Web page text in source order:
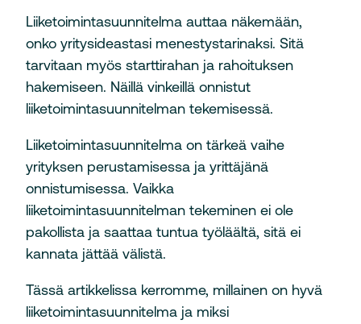
Liiketoimintasuunnitelma auttaa näkemään,
onko yritysideastasi menestystarinaksi. Sitä
tarvitaan myös starttirahan ja rahoituksen
hakemiseen. Näillä vinkeillä onnistut
liiketoimintasuunnitelman tekemisessä.
Liiketoimintasuunnitelma on tärkeä vaihe
yrityksen perustamisessa ja yrittäjänä
onnistumisessa. Vaikka
liiketoimintasuunnitelman tekeminen ei ole
pakollista ja saattaa tuntua työläältä, sitä ei
kannata jättää välistä.
Tässä artikkelissa kerromme, millainen on hyvä
liiketoimintasuunnitelma ja miksi